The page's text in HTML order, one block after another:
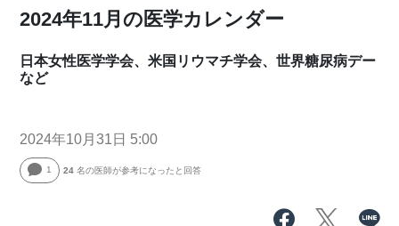
2024年11月の医学カレンダー
日本女性医学学会、米国リウマチ学会、世界糖尿病デー
など
2024年10月31日 5:00
1 24 名の医師が参考になったと回答